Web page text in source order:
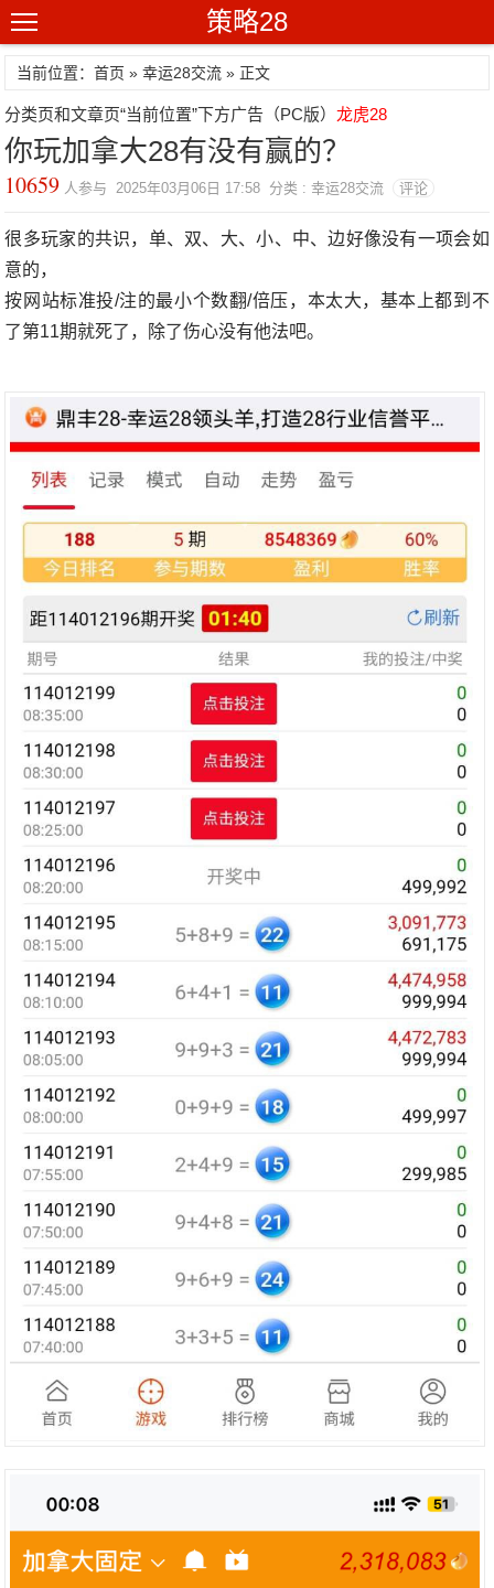
策略28
当前位置：首页 »幸运28交流 » 正文
分类页和文章页“当前位置”下方广告（PC版）龙虎28
你玩加拿大28有没有赢的？
10659 人参与 2025年03月06日 17:58 分类 : 幸运28交流 评论
很多玩家的共识，单、双、大、小、中、边好像没有一项会如
意的，
按网站标准投/注的最小个数翻/倍压，本太大，基本上都到不
了第11期就死了，除了伤心没有他法吧。